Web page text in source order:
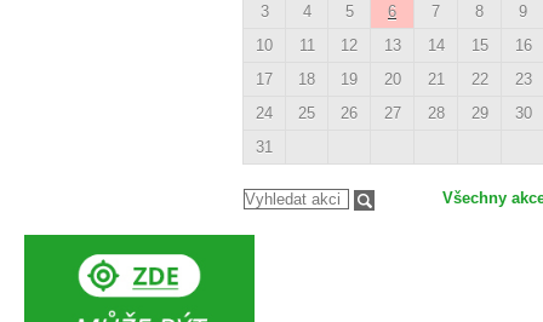
3
4 5 6 7 8
9
10
11 12 13 14 15
16
17
18 19 20 21 22
23
24
25 26 27 28 29
30
31
Všechny